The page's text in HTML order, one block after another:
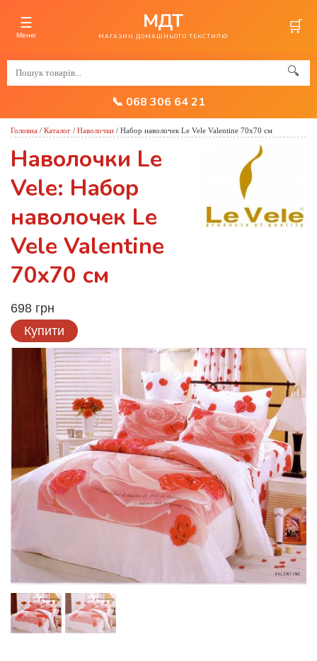
☰
Меню
МДТ
МАГАЗИН ДОМАШНЬОГО ТЕКСТИЛЮ 🛒
🔍
📞 068 306 64 21
Головна / Каталог / Наволочки / Набор наволочек Le Vele Valentine 70x70 см
Наволочки Le
Vele: Набор
наволочек Le
Vele Valentine
70x70 см
698 грн
Купити